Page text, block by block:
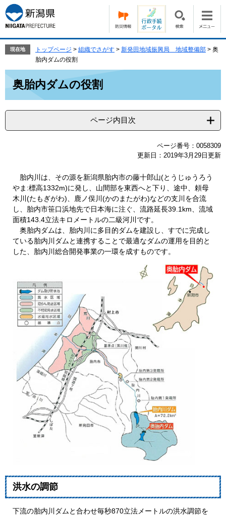
ー
ジ
の
で
ニ
ュ
ー
ば
本
文
現在地 トップページ > 組織でさがす > 新発田地域振興局 地域整備部 > 奥
胎内ダムの役割
奥胎内ダムの役割
ページ内目次
ページ番号：0058309
更新日：2019年3月29日更新
胎内川は、その源を新潟県胎内市の藤十郎山(とうじゅうろう
やま:標高1332m)に発し、山間部を東西へと下り、途中、頼母
木川(たもぎがわ)、鹿ノ俣川(かのまたがわ)などの支川を合流
し、胎内市笹口浜地先で日本海に注ぐ、流路延長39.1km、流域
面積143.4立法キロメートルの二級河川です。
奥胎内ダムは、胎内川に多目的ダムを建設し、すでに完成し
ている胎内川ダムと連携することで最適なダムの運用を目的と
した、胎内川総合開発事業の一環を成すものです。
洪水の調節
下流の胎内川ダムと合わせ毎秒870立法メートルの洪水調節を